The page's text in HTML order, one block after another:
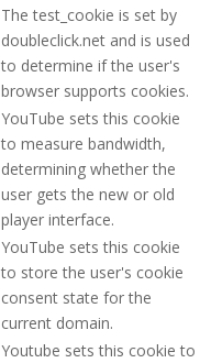
The test_cookie is set by
doubleclick.net and is used
to determine if the user's
browser supports cookies.
YouTube sets this cookie
to measure bandwidth,
determining whether the
user gets the new or old
player interface.
YouTube sets this cookie
to store the user's cookie
consent state for the
current domain.
Youtube sets this cookie to